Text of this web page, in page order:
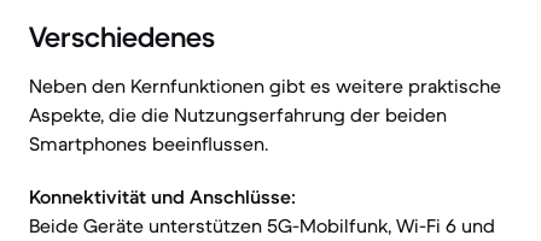
Verschiedenes
Neben den Kernfunktionen gibt es weitere praktische
Aspekte, die die Nutzungserfahrung der beiden
Smartphones beeinflussen.
Konnektivität und Anschlüsse:
Beide Geräte unterstützen 5G-Mobilfunk, Wi-Fi 6 und